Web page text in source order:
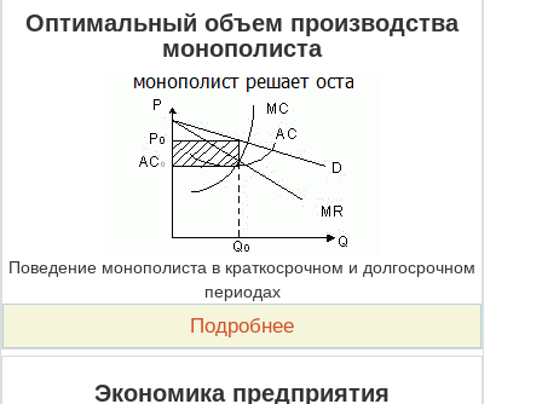
Оптимальный объем производства
монополиста
Поведение монополиста в краткосрочном и долгосрочном
периодах
Подробнее
Экономика предприятия